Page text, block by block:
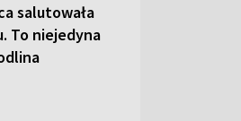
salutowała
To niejedyna